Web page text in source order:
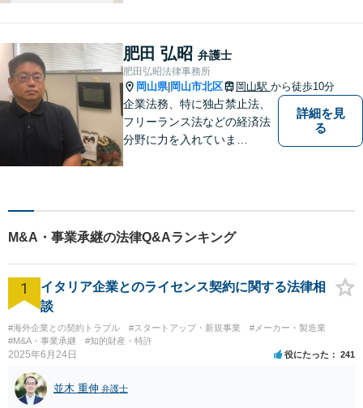
す！小さなことでも、ぜひご
相談にいらしてください。よ
くお話をお伺いし、ご希望を
尊重しながら進めてまいりま
す。
肥田 弘昭 弁護士
肥田弘昭法律事務所
岡山県| 岡山市北区 岡山駅 から徒歩10分
企業法務、特に独占禁止法、
フリーランス法などの経済法
分野に力を入れていま
詳細を見
る
M&A・事業承継の法律Q&Aランキング
1
イタリア企業とのライセンス契約に関する法律相
談
#海外企業との契約トラブル #スタートアップ・新規事業
#メーカー・製造業
#M&A・事業承継
#知的財産・特許
2025年6月24日 役にたった 241
並木 重伸 弁護士